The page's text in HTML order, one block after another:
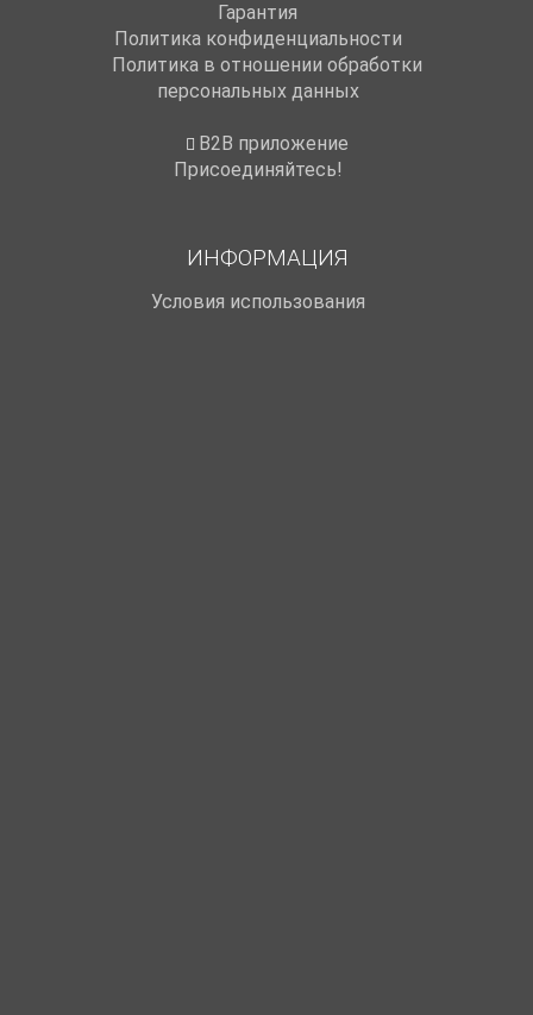
Гарантия
Политика конфиденциальности
Политика в отношении обработки
персональных данных
B2B приложение
Присоединяйтесь!
ИНФОРМАЦИЯ
Условия использования